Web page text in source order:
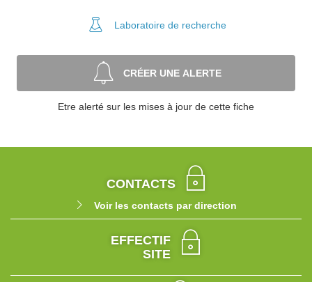
Laboratoire de recherche
CRÉER UNE ALERTE
Etre alerté sur les mises à jour de cette fiche
CONTACTS
Voir les contacts par direction
EFFECTIF
SITE